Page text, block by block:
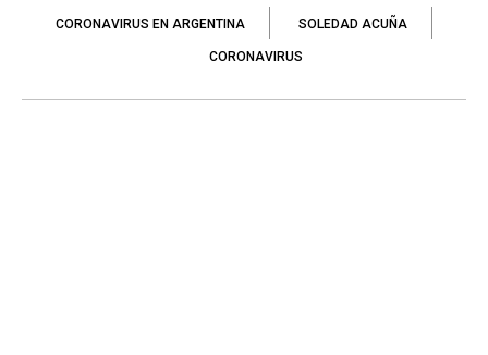
CORONAVIRUS EN ARGENTINA SOLEDAD ACUÑA
CORONAVIRUS